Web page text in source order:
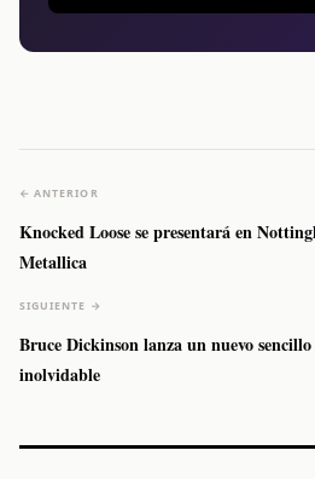
← ANTERIOR
Knocked Loose se presentará en
Metallica
SIGUIENTE →
Bruce Dickinson lanza un nuevo
inolvidable